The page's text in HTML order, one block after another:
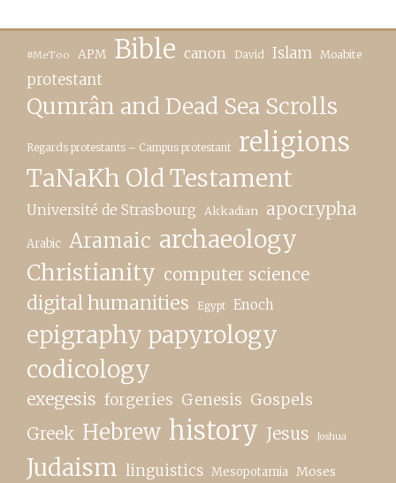
#MeToo APM Bible canon David Islam Moabite
protestant
Qumrân and Dead Sea Scrolls
Regards protestants – Campus protestant religions
TaNaKh Old Testament
Université de Strasbourg Akkadian apocrypha
Arabic Aramaic archaeology
Christianity computer science
digital humanities Egypt Enoch
epigraphy papyrology
codicology
exegesis forgeries Genesis Gospels
Greek Hebrew history Jesus Joshua
Judaism linguistics Mesopotamia Moses